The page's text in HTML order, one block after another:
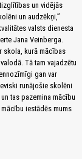
un vidējās
un audzēkņi,”
valsts dienesta
Jana Veinberga.
skola, kurā mācības
Tā tam vajadzētu
gan var
runājošie skolēni
tas pazemina mācību
iestādēs mums